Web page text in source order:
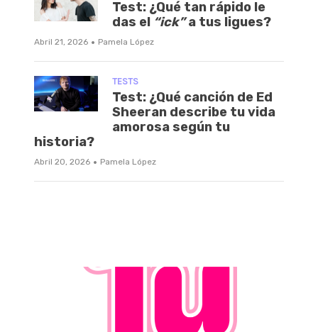
Test: ¿Qué tan rápido le
das el “ick”a tus ligues?
Abril 21, 2026 · Pamela López
TESTS
Test: ¿Qué canción de Ed
Sheeran describe tu vida
amorosa según tu
historia?
Abril 20, 2026 · Pamela López